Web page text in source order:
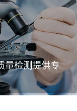
量检测提供专